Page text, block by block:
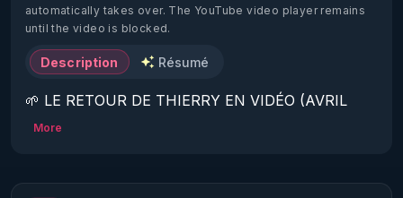
automatically takes over. The YouTube video player remains
until the video is blocked.
Description Résumé
🌱 LE RETOUR DE THIERRY EN VIDÉO (AVRIL
2022)!
https://www.rgnr.fr/presentation.html
More